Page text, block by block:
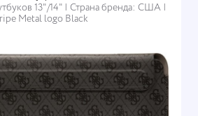
13"/14" | Страна бренда: США |
Metal logo Black